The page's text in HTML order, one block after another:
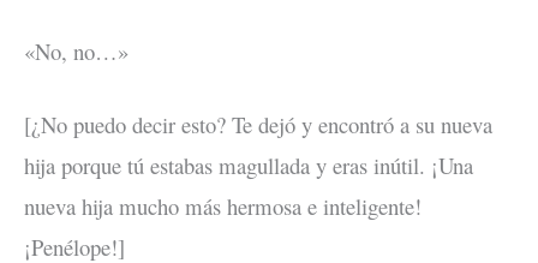
«No, no…»
[¿No puedo decir esto? Te dejó y encontró a su nueva
hija porque tú estabas magullada y eras inútil. ¡Una
nueva hija mucho más hermosa e inteligente!
¡Penélope!]